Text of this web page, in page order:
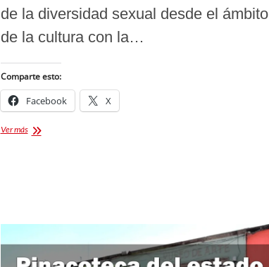
de la diversidad sexual desde el ámbito
de la cultura con la…
Comparte esto:
Facebook X
Ver másSemana